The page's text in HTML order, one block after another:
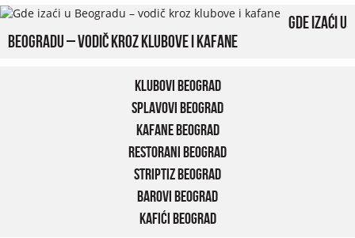
Gde izaći u
Beogradu – vodič kroz klubove i kafane
Klubovi Beograd
Splavovi Beograd
Kafane Beograd
Restorani Beograd
Striptiz Beograd
Barovi Beograd
Kafići Beograd